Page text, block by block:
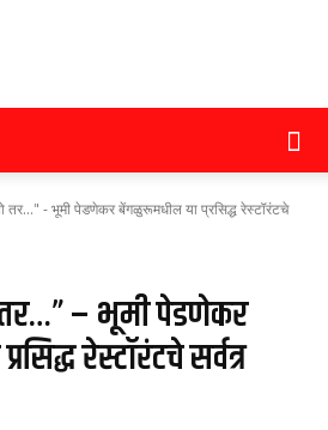
पुणे
बुलेटिन
न्यूज
तर..." - भूमी पेडणेकर बेंगळुरूमधील या प्रसिद्ध रेस्टॉरंटचे
– भूमी पेडणेकर
रेस्टॉरंटचे सर्वत्र